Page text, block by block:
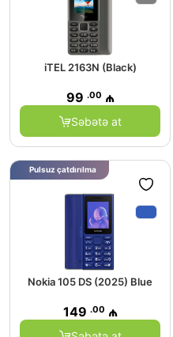
iTEL 2163N (Black)
99 .00 ₼
Səbətə at
Nokia 105 DS (2025) Blue
149 .00 ₼
Pulsuz çatdırılma